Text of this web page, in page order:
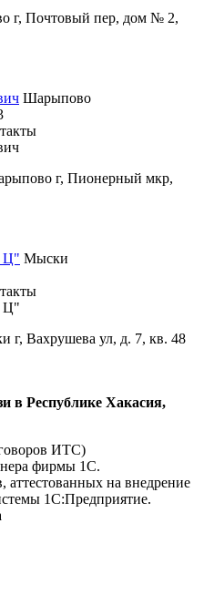
г, Почтовый пер, дом № 2,
Шарыпово
г, Пионерный мкр,
Ц" Мыски
Ц"
г, Вахрушева ул, д. 7, кв. 48
в Республике Хакасия,
ИТС)
фирмы 1С.
аттестованных на внедрение
1С:Предприятие.